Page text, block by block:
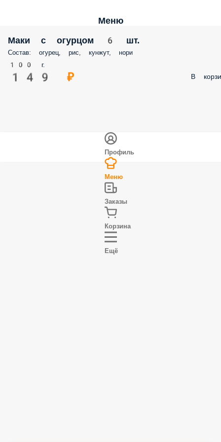
Меню
Маки с огурцом 6 шт.
Состав: огурец, рис, кунжут, нори
100 г.
149 ₽ В
Профиль
Меню
Заказы
Корзина
Ещё